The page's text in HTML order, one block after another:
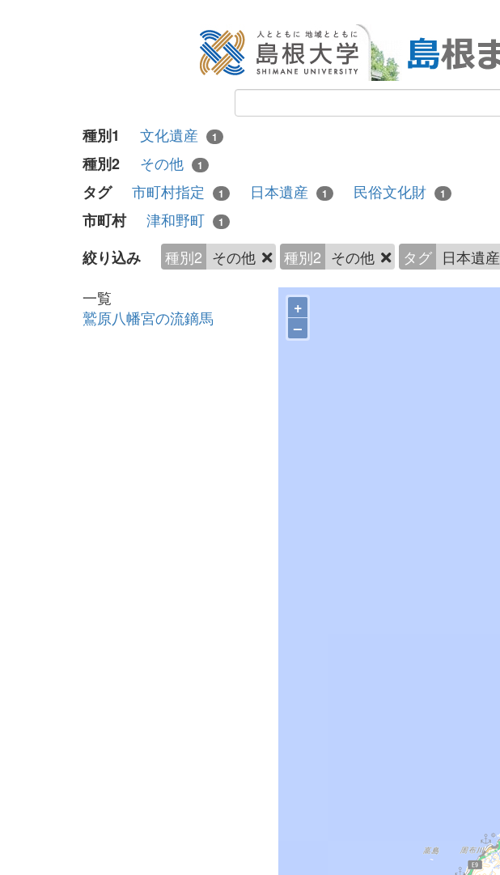
種別1 文化遺産 1
種別2 その他 1
タグ 市町村指定 1 日本遺産 1 民俗文化財 1
市町村 津和野町 1
絞り込み 種別2 その他 種別2 その他 タグ 日本遺産
一覧
鷲原八幡宮の流鏑馬
+
–